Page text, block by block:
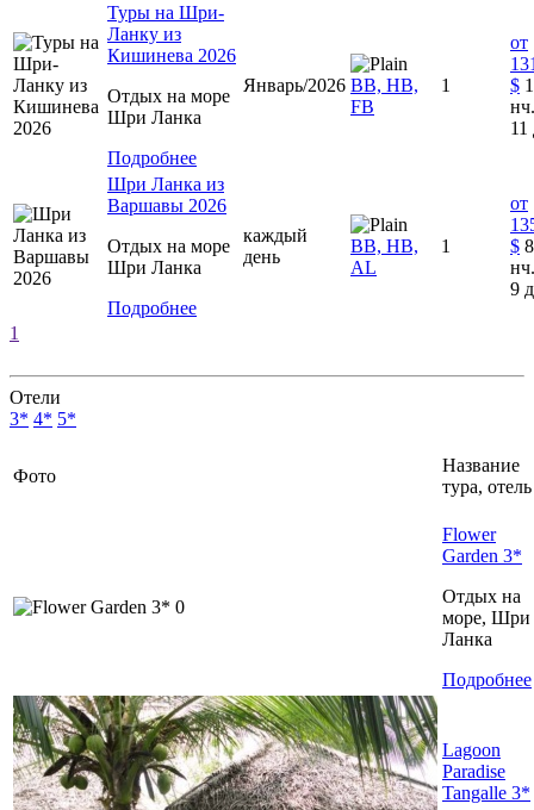
Туры на Шри-
Ланку из
Кишинева 2026
Отдых на море
Шри Ланка
Подробнее
Январь/2026 BB, HB,
FB
1
от
$
11
Шри Ланка из
Варшавы 2026
Отдых на море
Шри Ланка
Подробнее
каждый
день
ВВ, HB,
AL
1
от
$ 8
9
1
Отели
3* 4* 5*
Фото
Название
тура, отель
Flower
Garden 3*
Отдых на
море, Шри
Ланка
Подробнее
Lagoon
Paradise
Tangalle 3*